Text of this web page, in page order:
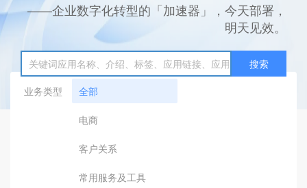
——企业数字化转型的「加速器」，今天部署，
明天见效。
搜索
业务类型
全部
电商
客户关系
常用服务及工具